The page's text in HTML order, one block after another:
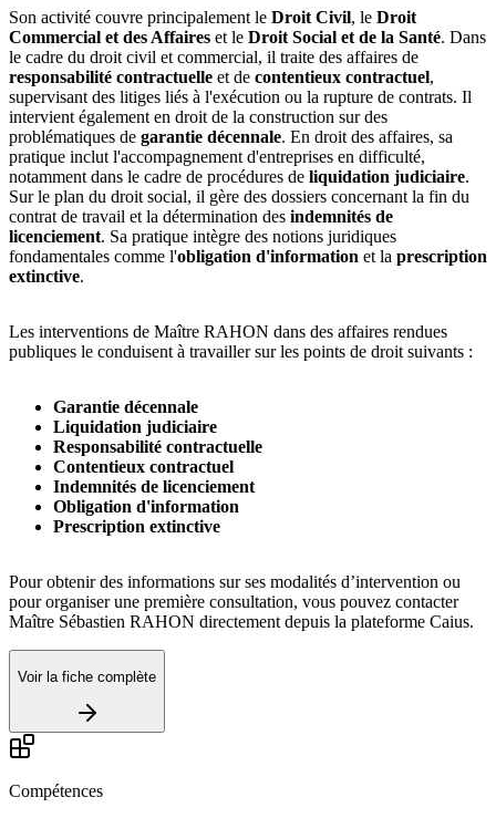
Son activité couvre principalement le Droit Civil, le Droit
Commercial et des Affaires et le Droit Social et de la Santé. Dans
le cadre du droit civil et commercial, il traite des affaires de
responsabilité contractuelle et de contentieux contractuel,
supervisant des litiges liés à l'exécution ou la rupture de contrats. Il
intervient également en droit de la construction sur des
problématiques de garantie décennale. En droit des affaires, sa
pratique inclut l'accompagnement d'entreprises en difficulté,
notamment dans le cadre de procédures de liquidation judiciaire.
Sur le plan du droit social, il gère des dossiers concernant la fin du
contrat de travail et la détermination des indemnités de
licenciement. Sa pratique intègre des notions juridiques
fondamentales comme l'obligation d'information et la prescription
extinctive.
Les interventions de Maître RAHON dans des affaires rendues
publiques le conduisent à travailler sur les points de droit suivants :
Garantie décennale
Liquidation judiciaire
Responsabilité contractuelle
Contentieux contractuel
Indemnités de licenciement
Obligation d'information
Prescription extinctive
Pour obtenir des informations sur ses modalités d’intervention ou
pour organiser une première consultation, vous pouvez contacter
Maître Sébastien RAHON directement depuis la plateforme Caius.
Voir la fiche complète
Compétences